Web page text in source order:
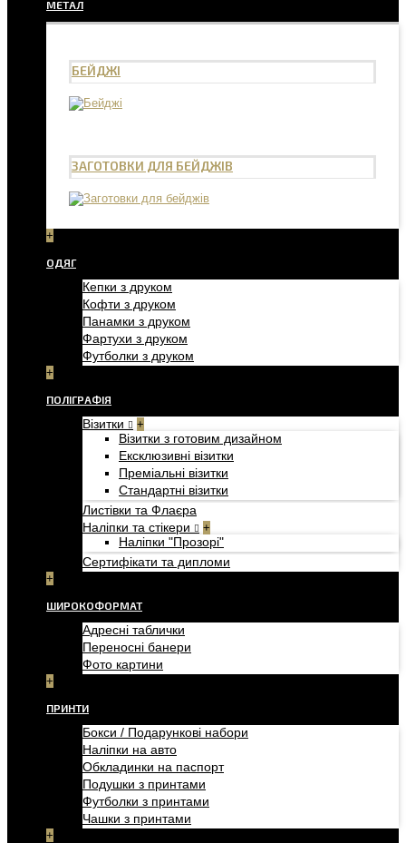
МЕТАЛ
БЕЙДЖІ
ЗАГОТОВКИ ДЛЯ БЕЙДЖІВ
+
ОДЯГ
Кепки з друком
Кофти з друком
Панамки з друком
Фартухи з друком
Футболки з друком
+
ПОЛІГРАФІЯ
Візитки +
Візитки з готовим дизайном
Ексклюзивні візитки
Преміальні візитки
Стандартні візитки
Листівки та Флаєра
Наліпки та стікери
+
Наліпки "Прозорі"
Сертифікати та дипломи
+
ШИРОКОФОРМАТ
Адресні таблички
Переносні банери
Фото картини
+
ПРИНТИ
Бокси / Подарункові набори
Наліпки на авто
Обкладинки на паспорт
Подушки з принтами
Футболки з принтами
Чашки з принтами
+